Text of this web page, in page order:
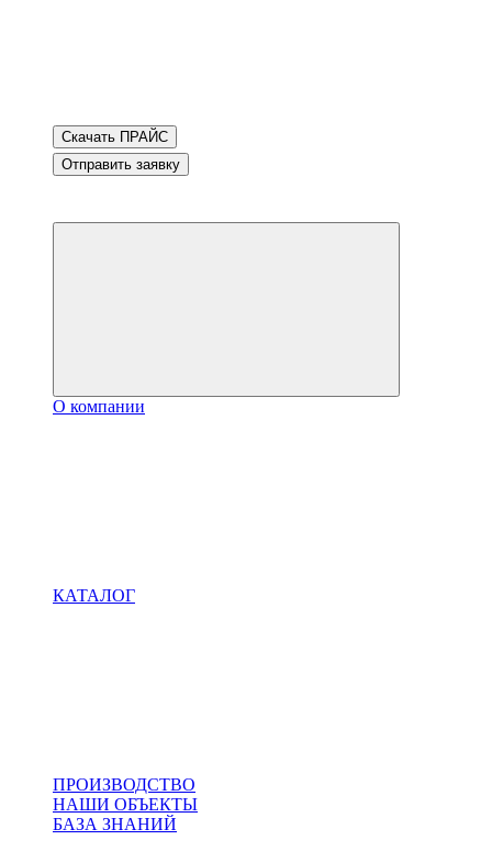
Скачать ПРАЙС
Отправить заявку
О компании
КАТАЛОГ
ПРОИЗВОДСТВО
НАШИ ОБЪЕКТЫ
БАЗА ЗНАНИЙ